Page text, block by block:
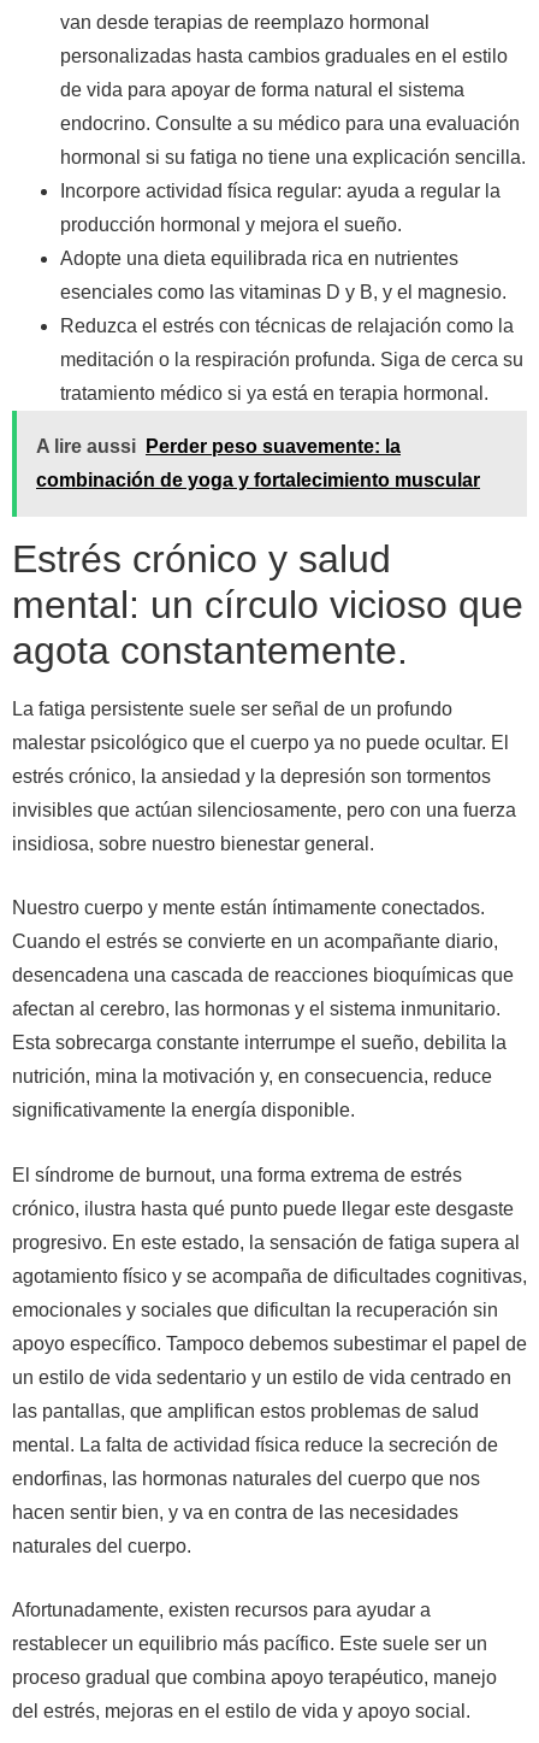
van desde terapias de reemplazo hormonal
personalizadas hasta cambios graduales en el estilo
de vida para apoyar de forma natural el sistema
endocrino. Consulte a su médico para una evaluación
hormonal si su fatiga no tiene una explicación sencilla.
Incorpore actividad física regular: ayuda a regular la
producción hormonal y mejora el sueño.
Adopte una dieta equilibrada rica en nutrientes
esenciales como las vitaminas D y B, y el magnesio.
Reduzca el estrés con técnicas de relajación como la
meditación o la respiración profunda. Siga de cerca su
tratamiento médico si ya está en terapia hormonal.
A lire aussi
Perder peso suavemente: la
combinación de yoga y fortalecimiento muscular
Estrés crónico y salud
mental: un círculo vicioso que
agota constantemente.
La fatiga persistente suele ser señal de un profundo
malestar psicológico que el cuerpo ya no puede ocultar. El
estrés crónico, la ansiedad y la depresión son tormentos
invisibles que actúan silenciosamente, pero con una fuerza
insidiosa, sobre nuestro bienestar general.
Nuestro cuerpo y mente están íntimamente conectados.
Cuando el estrés se convierte en un acompañante diario,
desencadena una cascada de reacciones bioquímicas que
afectan al cerebro, las hormonas y el sistema inmunitario.
Esta sobrecarga constante interrumpe el sueño, debilita la
nutrición, mina la motivación y, en consecuencia, reduce
significativamente la energía disponible.
El síndrome de burnout, una forma extrema de estrés
crónico, ilustra hasta qué punto puede llegar este desgaste
progresivo. En este estado, la sensación de fatiga supera al
agotamiento físico y se acompaña de dificultades cognitivas,
emocionales y sociales que dificultan la recuperación sin
apoyo específico. Tampoco debemos subestimar el papel de
un estilo de vida sedentario y un estilo de vida centrado en
las pantallas, que amplifican estos problemas de salud
mental. La falta de actividad física reduce la secreción de
endorfinas, las hormonas naturales del cuerpo que nos
hacen sentir bien, y va en contra de las necesidades
naturales del cuerpo.
Afortunadamente, existen recursos para ayudar a
restablecer un equilibrio más pacífico. Este suele ser un
proceso gradual que combina apoyo terapéutico, manejo
del estrés, mejoras en el estilo de vida y apoyo social.